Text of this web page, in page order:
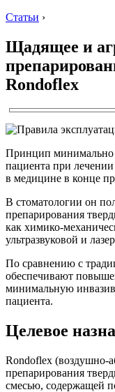
Статьи ›
Щадящее и
Rondoflex
Принцип минимально
пациента при
в медицине в конце
В стоматологии он
препарирования
как химико-
ультразвуковой и
По сравнению с
обеспечивают
минимальную
пациента.
Целевое
Rondoflex (воздушно-
препарирования
смесью, содержащей